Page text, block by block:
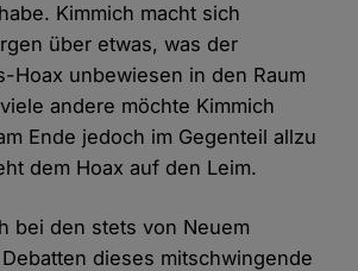
Kimmich macht sich
über etwas, was der
Hoax unbewiesen in den Raum
andere möchte Kimmich
Ende jedoch im Gegenteil allzu
dem Hoax auf den Leim.
bei den stets von Neuem
dieses mitschwingende